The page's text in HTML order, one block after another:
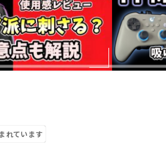
れています